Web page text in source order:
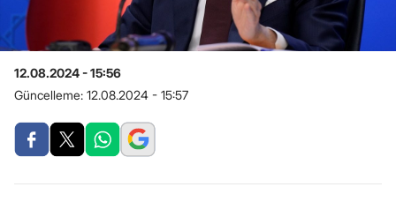
12.08.2024 - 15:56
Güncelleme: 12.08.2024 - 15:57